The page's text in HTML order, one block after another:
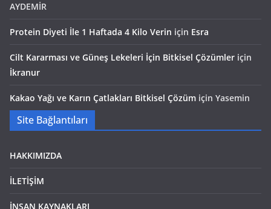
AYDEMİR
Protein Diyeti İle 1 Haftada 4 Kilo Verin için Esra
Cilt Kararması ve Güneş Lekeleri İçin Bitkisel Çözümler için
İkranur
Kakao Yağı ve Karın Çatlakları Bitkisel Çözüm için Yasemin
Site Bağlantıları
HAKKIMIZDA
İLETİŞİM
İNSAN KAYNAKLARI